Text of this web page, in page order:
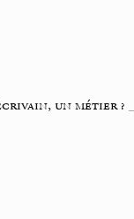
un métier ?